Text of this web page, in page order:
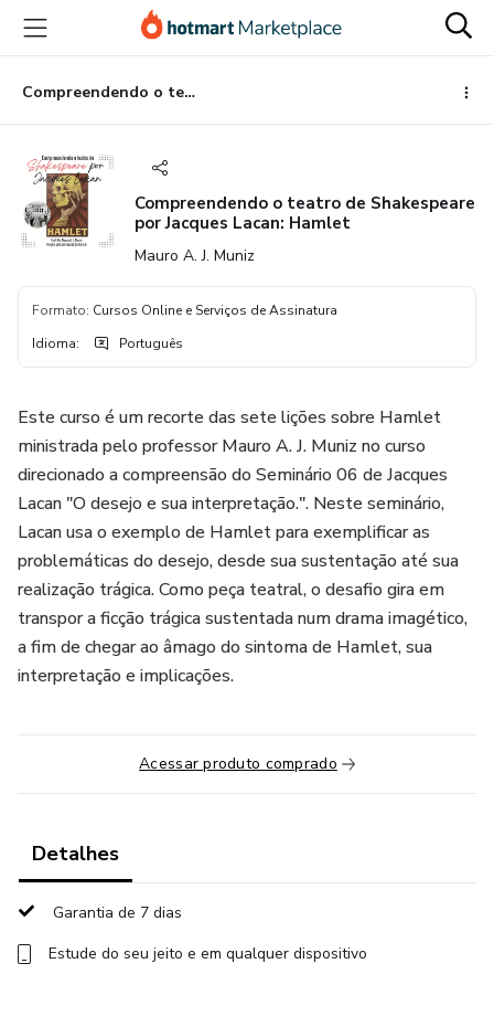
para
conteúdo
principal
para
pagamento
para
rodapé
Compreendendo o teatro de Shakespeare por Jacques Lacan: Hamlet
Compreendendo o teatro de Shakespeare
por Jacques Lacan: Hamlet
Mauro A. J. Muniz
Formato: Cursos Online e Serviços de Assinatura
Idioma: Português
Este curso é um recorte das sete lições sobre Hamlet
ministrada pelo professor Mauro A. J. Muniz no curso
direcionado a compreensão do Seminário 06 de Jacques
Lacan "O desejo e sua interpretação.". Neste seminário,
Lacan usa o exemplo de Hamlet para exemplificar as
problemáticas do desejo, desde sua sustentação até sua
realização trágica. Como peça teatral, o desafio gira em
transpor a ficção trágica sustentada num drama imagético,
a fim de chegar ao âmago do sintoma de Hamlet, sua
interpretação e implicações.
Acessar produto comprado
Detalhes
Garantia de 7 dias
Estude do seu jeito e em qualquer dispositivo